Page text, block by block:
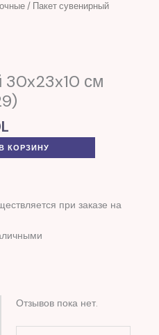
/ Пакет сувенирный
30x23x10 см
Текущая
КОРЗИНУ
при заказе на
Отзывов пока нет.